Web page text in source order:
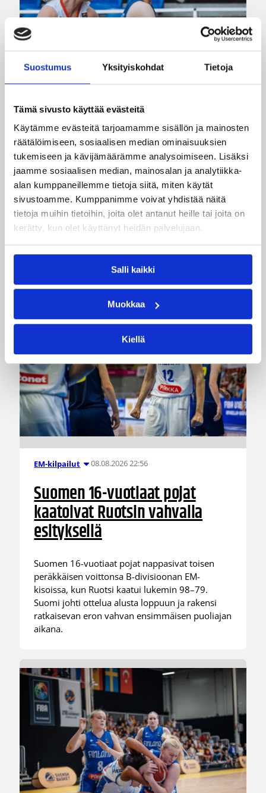
Suostumus Yksityiskohdat Tietoja
Tämä sivusto käyttää evästeitä
Käytämme evästeitä tarjoamamme sisällön ja mainosten
räätälöimiseen, sosiaalisen median ominaisuuksien
tukemiseen ja kävijämäärämme analysoimiseen. Lisäksi
jaamme sosiaalisen median, mainosalan ja analytiikka-
alan kumppaneillemme tietoja siitä, miten käytät
sivustoamme. Kumppanimme voivat yhdistää näitä
tietoja muihin tietoihin, joita olet antanut heille tai joita on
kerätty, kun olet käyttänyt heidän palvelujaan.
Salli kaikki
Muokkaa
Kiellä
3×3-maajoukkueet aloittivat
Nordic Cup -urakkansa
Kööpenhaminassa
Naisten joukkue nappasi avauspäivänä kaksi
voittoa neljästä ottelustaan, kun taas miesten
joukkue haastoi vastustajiaan tiukoissa
kamppailuissa, mutta jäi tällä kertaa ilman
voittoja.
EM-kilpailut 08.08.2026 22:56
Suomen 16-vuotiaat pojat
kaatoivat Ruotsin vahvalla
esityksellä
Suomen 16-vuotiaat pojat nappasivat toisen
peräkkäisen voittonsa B-divisioonan EM-
kisoissa, kun Ruotsi kaatui lukemin 98–79.
Suomi johti ottelua alusta loppuun ja rakensi
ratkaisevan eron vahvan ensimmäisen puoliajan
aikana.